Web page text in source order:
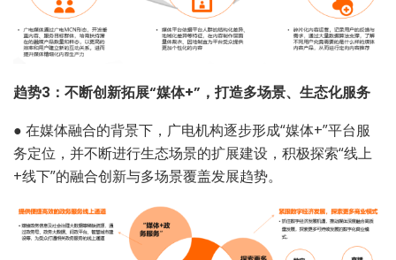
趋势3：不断创新拓展“媒体+”，打造多场景、生态化服务
● 在媒体融合的背景下，广电机构逐步形成“媒体+”平台服
务定位，并不断进行生态场景的扩展建设，积极探索“线上
+线下”的融合创新与多场景覆盖发展趋势。